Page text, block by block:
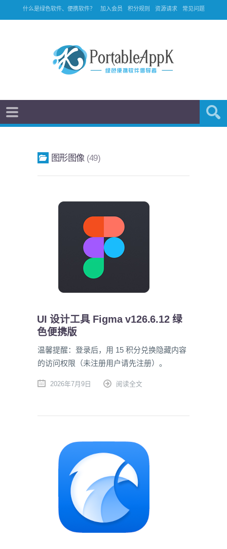
什么是绿色软件、便携软件？ 加入会员 积分规则 资源请求 常见问题
图形图像 49
UI 设计工具 Figma v126.6.12 绿
色便携版
温馨提醒：登录后，用 15 积分兑换隐藏内容
的访问权限（未注册用户请先注册）。
2026年7月9日 阅读全文